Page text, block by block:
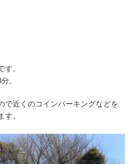
。
。
で近くのコインパーキングなどを
。